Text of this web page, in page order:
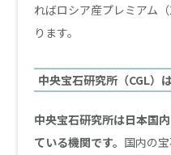
ればロシア産プレミアム
ります。
中央宝石研究所（CGL）
中央宝石研究所は日本国
ている機関です。 国内の